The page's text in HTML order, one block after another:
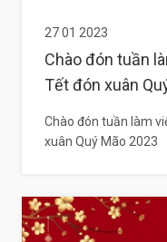
27 01 2023
Chào đón tuần
Tết đón xuân
Chào đón tuần làm
xuân Quý Mão 2023